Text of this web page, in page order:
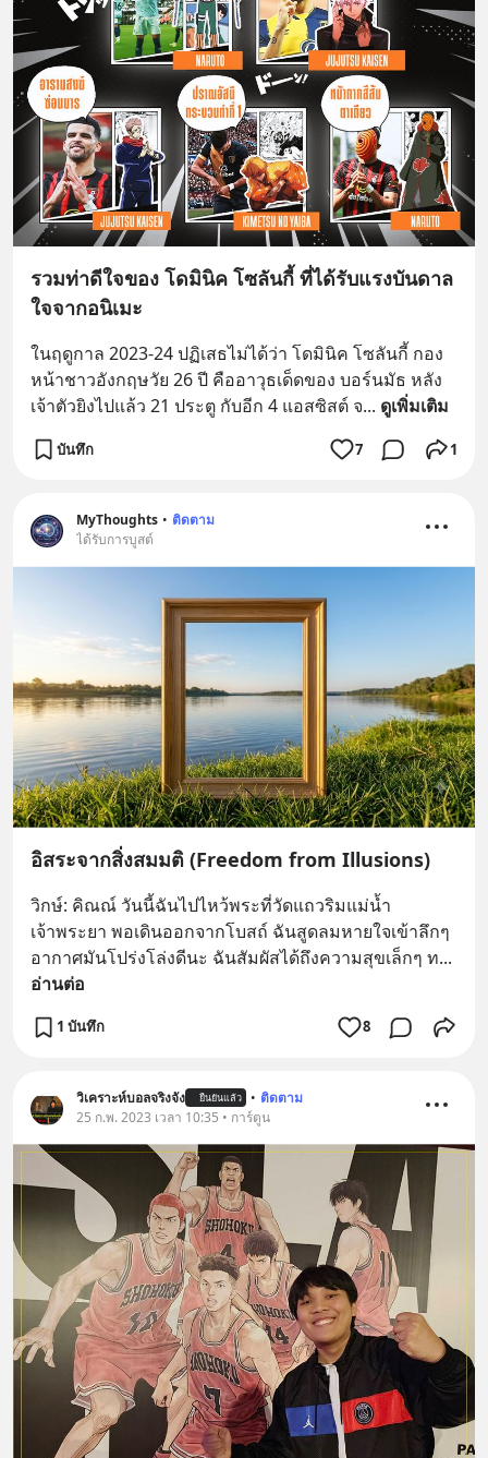
รวมท่าดีใจของ โดมินิค โซลันกี้ ที่ได้รับแรงบันดาล
ใจจากอนิเมะ
ในฤดูกาล 2023-24 ปฏิเสธไม่ได้ว่า โดมินิค โซลันกี้ กอง
หน้าชาวอังกฤษวัย 26 ปี คืออาวุธเด็ดของ บอร์นมัธ หลัง
เจ้าตัวยิงไปแล้ว 21 ประตู กับอีก 4 แอสซิสต์ จ... ดูเพิ่มเติม
บันทึก 7 1
MyThoughts • ติดตาม
ได้รับการบูสต์
อิสระจากสิ่งสมมติ (Freedom from Illusions)
วิกษ์: คิณณ์ วันนี้ฉันไปไหว้พระที่วัดแถวริมแม่น้ำ
เจ้าพระยา พอเดินออกจากโบสถ์ ฉันสูดลมหายใจเข้าลึกๆ
อากาศมันโปร่งโล่งดีนะ ฉันสัมผัสได้ถึงความสุขเล็กๆ ท
อ่านต่อ
1 บันทึก 8
วิเคราะห์บอลจริงจัง ยืนยันแล้ว • ติดตาม
25 ก.พ. 2023 เวลา 10:35 • การ์ตูน